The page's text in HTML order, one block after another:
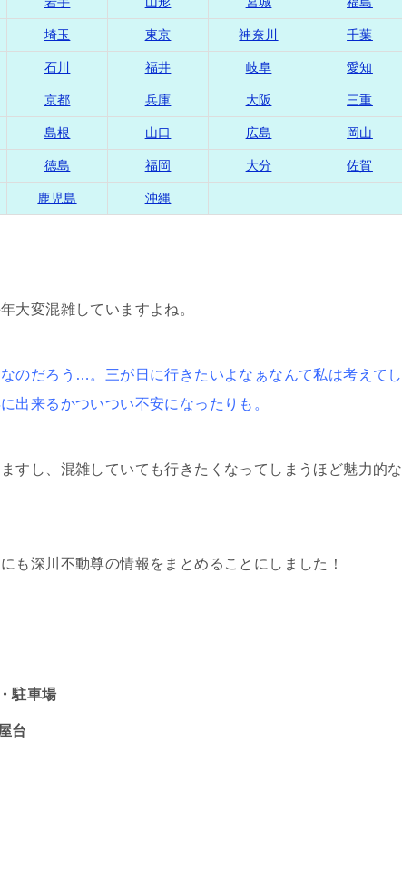
埼玉 東京 神奈川 千葉
石川 福井 岐阜 愛知
京都 兵庫 大阪 三重
島根 山口 広島 岡山
徳島 福岡 大分 佐賀
鹿児島 沖縄
大変混雑していますよね。
のだろう…。三が日に行きたいよなぁなんて私は考えてし
出来るかついつい不安になったりも。
すし、混雑していても行きたくなってしまうほど魅力的な
も深川不動尊の情報をまとめることにしました！
駐車場
台